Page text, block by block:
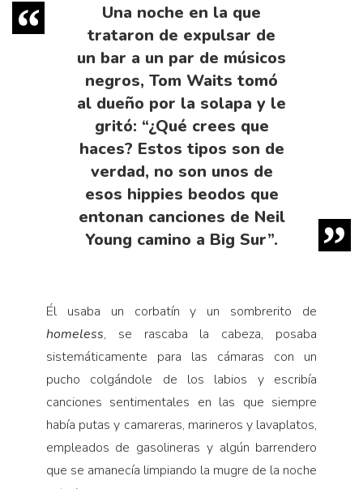
Una noche en la que
trataron de expulsar de
un bar a un par de músicos
negros, Tom Waits tomó
al dueño por la solapa y le
gritó: “¿Qué crees que
haces? Estos tipos son de
verdad, no son unos de
esos hippies beodos que
entonan canciones de Neil
Young camino a Big Sur”.
Él usaba un corbatín y un sombrerito de
homeless, se rascaba la cabeza, posaba
sistemáticamente para las cámaras con un
pucho colgándole de los labios y escribía
canciones sentimentales en las que siempre
había putas y camareras, marineros y lavaplatos,
empleados de gasolineras y algún barrendero
que se amanecía limpiando la mugre de la noche